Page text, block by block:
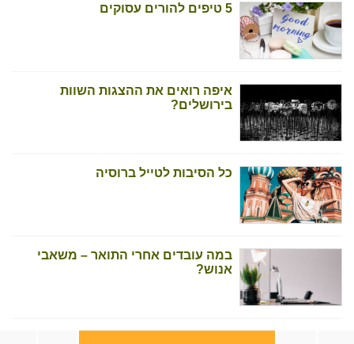
5 טיפים להורים עסוקים
איפה רואים את ההצגות השוות
בירושלים?
כל הסיבות לטייל ברוסיה
במה עובדים אחרי התואר – משאבי
אנוש?